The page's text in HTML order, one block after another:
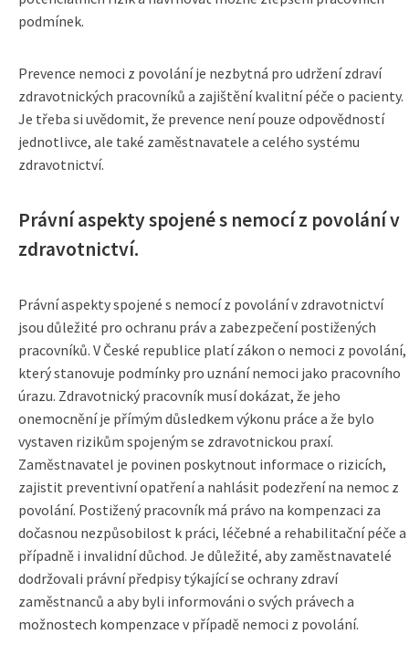
podmínek.
Prevence nemoci z povolání je nezbytná pro udržení zdraví
zdravotnických pracovníků a zajištění kvalitní péče o pacienty.
Je třeba si uvědomit, že prevence není pouze odpovědností
jednotlivce, ale také zaměstnavatele a celého systému
zdravotnictví.
Právní aspekty spojené s nemocí z povolání v
zdravotnictví.
Právní aspekty spojené s nemocí z povolání v zdravotnictví
jsou důležité pro ochranu práv a zabezpečení postižených
pracovníků. V České republice platí zákon o nemoci z povolání,
který stanovuje podmínky pro uznání nemoci jako pracovního
úrazu. Zdravotnický pracovník musí dokázat, že jeho
onemocnění je přímým důsledkem výkonu práce a že bylo
vystaven rizikům spojeným se zdravotnickou praxí.
Zaměstnavatel je povinen poskytnout informace o rizicích,
zajistit preventivní opatření a nahlásit podezření na nemoc z
povolání. Postižený pracovník má právo na kompenzaci za
dočasnou nezpůsobilost k práci, léčebné a rehabilitační péče a
případně i invalidní důchod. Je důležité, aby zaměstnavatelé
dodržovali právní předpisy týkající se ochrany zdraví
zaměstnanců a aby byli informováni o svých právech a
možnostech kompenzace v případě nemoci z povolání.